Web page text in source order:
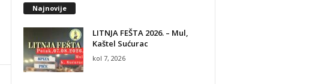
Najnovije
LITNJA FEŠTA 2026. – Mul,
Kaštel Sućurac
kol 7, 2026